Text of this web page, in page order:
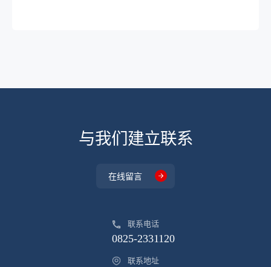
DP8231-
SOT23-6 3.75
SOT23-6
DFN1814
与我们建立联系
在线留言
联系电话
0825-2331120
联系地址